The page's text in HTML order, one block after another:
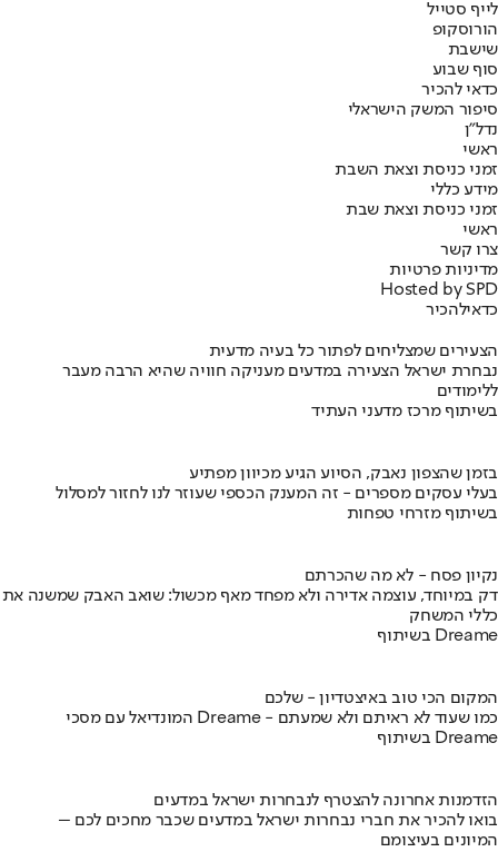
לייף סטייל
הורוסקופ
שישבת
סוף שבוע
כדאי להכיר
סיפור המשק הישראלי
נדל"ן
ראשי
זמני כניסת וצאת השבת
מידע כללי
זמני כניסת וצאת שבת
ראשי
צרו קשר
מדיניות פרטיות
Hosted by SPD
כדאילהכיר
הצעירים שמצליחים לפתור כל בעיה מדעית
נבחרת ישראל הצעירה במדעים מעניקה חוויה שהיא הרבה מעבר
ללימודים
בשיתוף מרכז מדעני העתיד
בזמן שהצפון נאבק, הסיוע הגיע מכיוון מפתיע
בעלי עסקים מספרים - זה המענק הכספי שעוזר לנו לחזור למסלול
בשיתוף מזרחי טפחות
נקיון פסח - לא מה שהכרתם
דק במיוחד, עוצמה אדירה ולא מפחד מאף מכשול: שואב האבק שמשנה את
כללי המשחק
בשיתוף Dreame
המקום הכי טוב באיצטדיון - שלכם
המונדיאל עם מסכי Dreame - כמו שעוד לא ראיתם ולא שמעתם
בשיתוף Dreame
הזדמנות אחרונה להצטרף לנבחרות ישראל במדעים
בואו להכיר את חברי נבחרות ישראל במדעים שכבר מחכים לכם –
המיונים בעיצומם